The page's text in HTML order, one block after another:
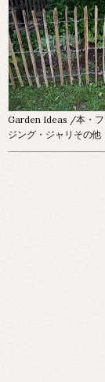
Garden Ideas /本・フ
ジング・ジャリその他